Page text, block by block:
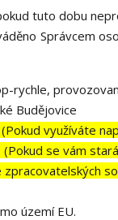
tuto dobu
Správcem
rychle,
Budějovice
využíváte
se vám
území EU.